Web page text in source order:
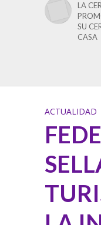
LA
SU
CASA
ACTUALIDAD